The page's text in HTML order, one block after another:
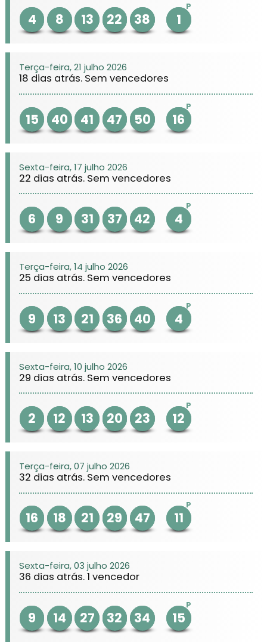
4 8 13 22 38
P
1
Terça-feira, 21 julho 2026
18 dias atrás. Sem vencedores
15 40 41 47 50
P
16
Sexta-feira, 17 julho 2026
22 dias atrás. Sem vencedores
6 9 31 37 42
P
4
Terça-feira, 14 julho 2026
25 dias atrás. Sem vencedores
9 13 21 36 40
P
4
Sexta-feira, 10 julho 2026
29 dias atrás. Sem vencedores
2 12 13 20 23
P
12
Terça-feira, 07 julho 2026
32 dias atrás. Sem vencedores
16 18 21 29 47
P
11
Sexta-feira, 03 julho 2026
36 dias atrás. 1 vencedor
9 14 27 32 34
P
15